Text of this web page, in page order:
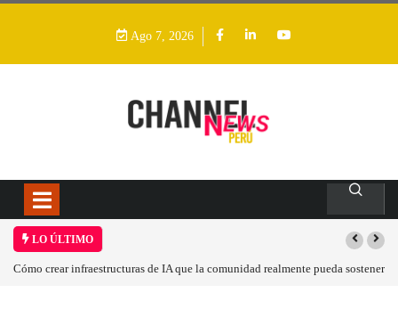
Ago 7, 2026
LO ÚLTIMO
Cómo crear infraestructuras de IA que la comunidad realmente pueda sostener